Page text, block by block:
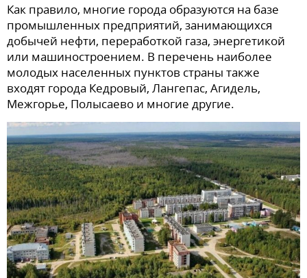
Как правило, многие города образуются на базе
промышленных предприятий, занимающихся
добычей нефти, переработкой газа, энергетикой
или машиностроением. В перечень наиболее
молодых населенных пунктов страны также
входят города Кедровый, Лангепас, Агидель,
Межгорье, Полысаево и многие другие.